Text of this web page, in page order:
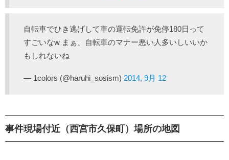
自転車でひき逃げして車の運転免許が免停180日って
すごいなw まぁ、自転車のマナー悪い人多いしいいか
もしれないね
— 1colors (@haruhi_sosism) 2014, 9月 12
事件現場付近（西宮市久保町）場所の地図